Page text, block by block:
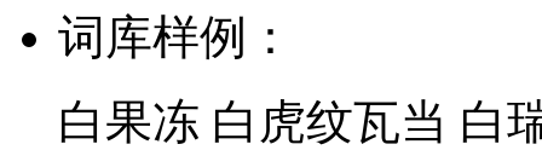
词库样例：
白果冻 白虎纹瓦当 白